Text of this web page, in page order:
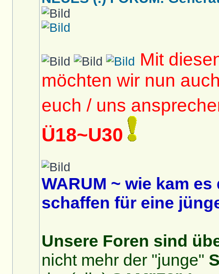
Mit
möchten wir nun
euch / uns
Ü18~U30
WARUM ~ wie kam
schaffen für eine
Unsere Foren sind
nicht mehr der "junge"